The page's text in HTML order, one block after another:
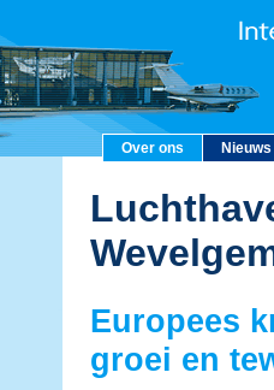
Over ons Nieuws
Europees
groei en